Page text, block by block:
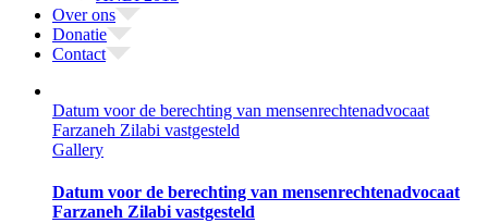
Over ons
Donatie
Contact
Datum voor de berechting van mensenrechtenadvocaat
Farzaneh Zilabi vastgesteld
Gallery
Datum voor de berechting van mensenrechtenadvocaat
Farzaneh Zilabi vastgesteld